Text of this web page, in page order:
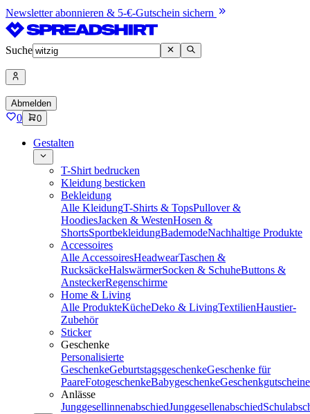
Newsletter abonnieren & 5-€-Gutschein sichern
Suche
Abmelden
0 0
Gestalten
T-Shirt bedrucken
Kleidung besticken
Bekleidung
Alle KleidungT-Shirts & TopsPullover &
HoodiesJacken & WestenHosen &
ShortsSportbekleidungBademodeNachhaltige Produkte
Accessoires
Alle AccessoiresHeadwearTaschen &
RucksäckeHalswärmerSocken & SchuheButtons &
AnsteckerRegenschirme
Home & Living
Alle ProdukteKücheDeko & LivingTextilienHaustier-
Zubehör
Sticker
Geschenke
Personalisierte
GeschenkeGeburtstagsgeschenkeGeschenke für
PaareFotogeschenkeBabygeschenkeGeschenkgutscheine
Anlässe
JunggesellinnenabschiedJunggesellenabschied